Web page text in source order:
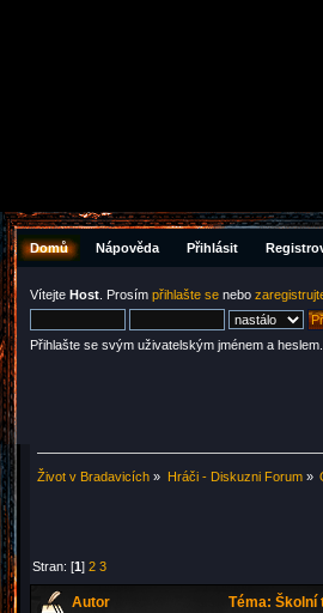
Domů Nápověda Přihlásit
Vítejte Host . Prosím přihlašte se nebo
Přihlašte se svým uživatelským jménem a heslem.
Život v Bradavicích » Hráči - Diskuzni Forum»
Stran: [1]2 3
Autor Téma: